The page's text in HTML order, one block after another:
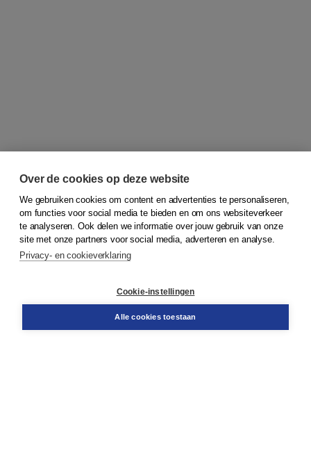
© 2026Koninklijke Boom uitgevers
Bestellen
Over de cookies op deze website
We gebruiken cookies om content en advertenties te personaliseren,
om functies voor social media te bieden en om ons websiteverkeer
te analyseren. Ook delen we informatie over jouw gebruik van onze
site met onze partners voor social media, adverteren en analyse.
Privacy- en cookieverklaring
Cookie-instellingen
Alle cookies toestaan